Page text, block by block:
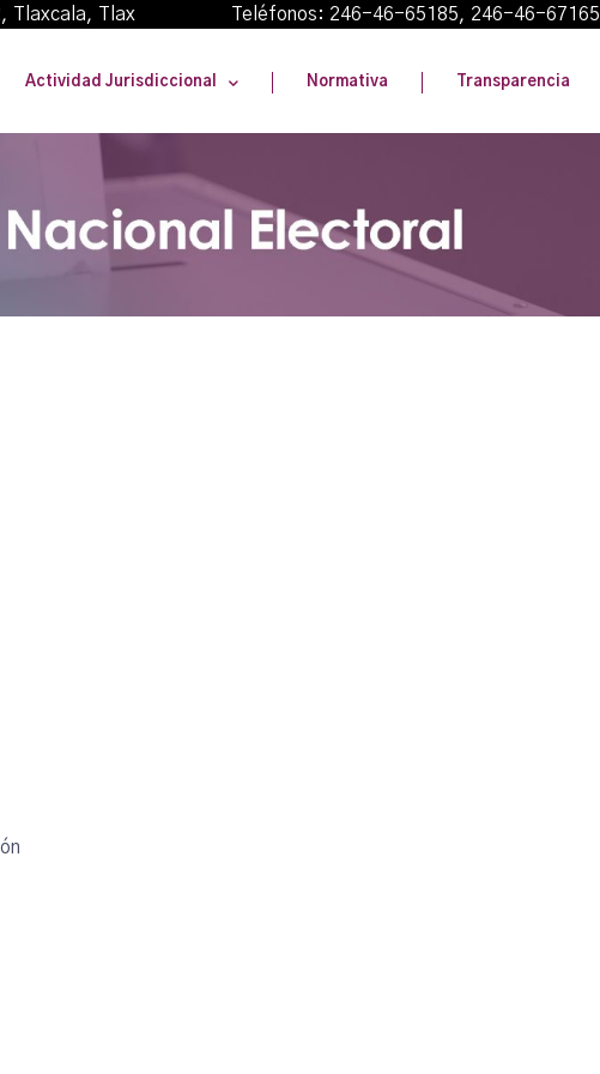
Tlaxcala, Tlax Teléfonos: 246-46-65185, 246-46-67165
Actividad Jurisdiccional Normativa Transparencia